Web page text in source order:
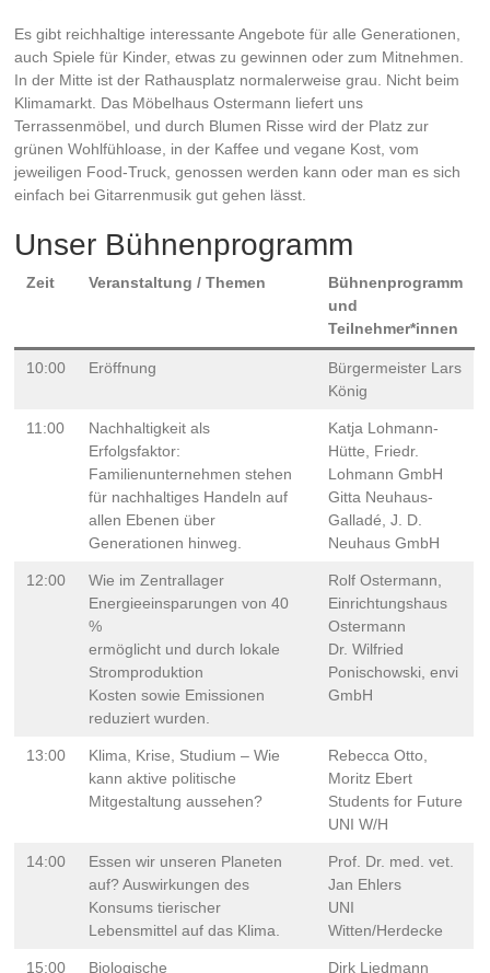
Es gibt reichhaltige interessante Angebote für alle Generationen,
auch Spiele für Kinder, etwas zu gewinnen oder zum Mitnehmen.
In der Mitte ist der Rathausplatz normalerweise grau. Nicht beim
Klimamarkt. Das Möbelhaus Ostermann liefert uns
Terrassenmöbel, und durch Blumen Risse wird der Platz zur
grünen Wohlfühloase, in der Kaffee und vegane Kost, vom
jeweiligen Food-Truck, genossen werden kann oder man es sich
einfach bei Gitarrenmusik gut gehen lässt.
Unser Bühnenprogramm
Zeit Veranstaltung / Themen
Bühnenprogramm
und
Teilnehmer*innen
10:00 Eröffnung
Bürgermeister Lars
König
11:00
Nachhaltigkeit als
Erfolgsfaktor:
Familienunternehmen stehen
für nachhaltiges Handeln auf
allen Ebenen über
Generationen hinweg.
Katja Lohmann-
Hütte, Friedr.
Lohmann GmbH
Gitta Neuhaus-
Galladé, J. D.
Neuhaus GmbH
12:00
Wie im Zentrallager
Energieeinsparungen von 40
%
ermöglicht und durch lokale
Stromproduktion
Kosten sowie Emissionen
reduziert wurden.
Rolf Ostermann,
Einrichtungshaus
Ostermann
Dr. Wilfried
Ponischowski, envi
GmbH
13:00
Klima, Krise, Studium – Wie
kann aktive politische
Mitgestaltung aussehen?
Rebecca Otto,
Moritz Ebert
Students for Future
UNI W/H
14:00
Essen wir unseren Planeten
auf? Auswirkungen des
Konsums tierischer
Lebensmittel auf das Klima.
Prof. Dr. med. vet.
Jan Ehlers
UNI
Witten/Herdecke
15:00 Biologische Dirk Liedmann